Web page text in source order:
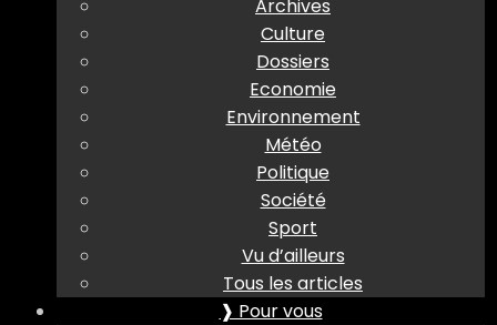
Archives
Culture
Dossiers
Economie
Environnement
Météo
Politique
Société
Sport
Vu d’ailleurs
Tous les articles
❱ Pour vous